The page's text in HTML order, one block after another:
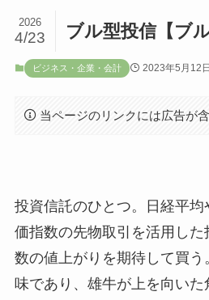
ブル型投信【ブル
2026
4/23
ビジネス・企業・会計 2023年5月12日
当ページのリンクには広告が
投資信託のひとつ。日経平
価指数の先物取引を活用し
数の値上がりを期待して買
味であり、雄牛が上を向いた